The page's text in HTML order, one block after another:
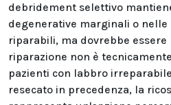
debridement selettivo
degenerative marginali o
riparabili, ma dovrebbe essere
riparazione non è
pazienti con labbro
resecato in precedenza, la